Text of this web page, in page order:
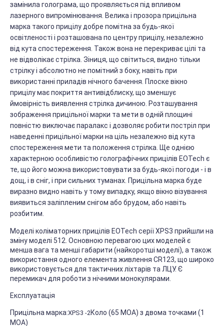
замінила голограма, що проявляється під впливом
лазерного випромінювання. Велика і прозора прицільна
марка такого прицілу добре помітна за будь-якої
освітленості і розташована по центру прицілу, незалежно
від кута спостереження. Також вона не перекриває цілі та
не відволікає стрілка. Зіниця, що світиться, видно тільки
стрілку і абсолютно не помітний з боку, навіть при
використанні приладів нічного бачення. Плоске вікно
прицілу має покриття антивідблиску, що зменшує
ймовірність виявлення стрілка дичиною. Розташування
зображення прицільної марки та мети в одній площині
повністю виключає паралакс і дозволяє робити постріл при
наведенні прицільної марки на ціль незалежно від кута
спостереження мети та положення стрілка. Ще однією
характерною особливістю голографічних прицілів EOTech є
те, що його можна використовувати за будь-якої погоди - і в
дощ, і в сніг, і при сильних туманах. Прицільна марка буде
виразно видно навіть у тому випадку, якщо вікно візування
виявиться заліпленим снігом або брудом, або навіть
розбитим.
Моделі коліматорних прицілів EOTech серії XPS3 прийшли на
зміну моделі 512. Основною перевагою цих моделей є
менша вага та менші габарити (найкоротші моделі), а також
використання одного елемента живлення CR123, що широко
використовується для тактичних ліхтарів та ЛЦУ. Є
перемикач для роботи з нічними монокулярами.
Експлуатація
Прицільна марка:XPS3 -2Коло (65 МОА) з двома точками (1
МОА)